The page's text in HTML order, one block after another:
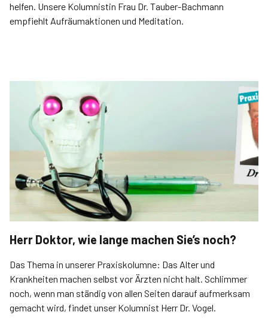
helfen. Unsere Kolumnistin Frau Dr. Tauber-Bachmann
empfiehlt Aufräumaktionen und Meditation.
Herr Doktor, wie lange machen Sie’s noch?
Das Thema in unserer Praxiskolumne: Das Alter und
Krankheiten machen selbst vor Ärzten nicht halt. Schlimmer
noch, wenn man ständig von allen Seiten darauf aufmerksam
gemacht wird, findet unser Kolumnist Herr Dr. Vogel.